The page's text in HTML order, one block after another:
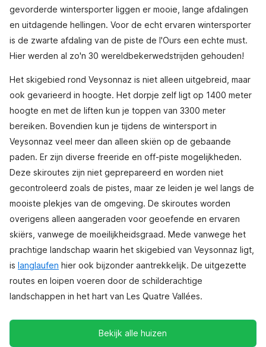
gevorderde wintersporter liggen er mooie, lange afdalingen
en uitdagende hellingen. Voor de echt ervaren wintersporter
is de zwarte afdaling van de piste de l'Ours een echte must.
Hier werden al zo'n 30 wereldbekerwedstrijden gehouden!
Het skigebied rond Veysonnaz is niet alleen uitgebreid, maar
ook gevarieerd in hoogte. Het dorpje zelf ligt op 1400 meter
hoogte en met de liften kun je toppen van 3300 meter
bereiken. Bovendien kun je tijdens de wintersport in
Veysonnaz veel meer dan alleen skiën op de gebaande
paden. Er zijn diverse freeride en off-piste mogelijkheden.
Deze skiroutes zijn niet geprepareerd en worden niet
gecontroleerd zoals de pistes, maar ze leiden je wel langs de
mooiste plekjes van de omgeving. De skiroutes worden
overigens alleen aangeraden voor geoefende en ervaren
skiërs, vanwege de moeilijkheidsgraad. Mede vanwege het
prachtige landschap waarin het skigebied van Veysonnaz ligt,
is langlaufen hier ook bijzonder aantrekkelijk. De uitgezette
routes en loipen voeren door de schilderachtige
landschappen in het hart van Les Quatre Vallées.
Bekijk alle huizen